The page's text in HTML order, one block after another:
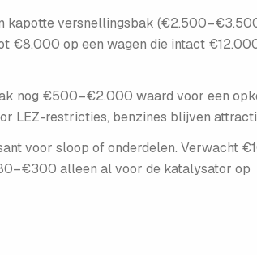
kapotte versnellingsbak
€8.000 op een wagen die intact
nog €500–€2.000 waard voor een
LEZ-restricties, benzines blijven
voor sloop of onderdelen. Verwacht
alleen al voor de katalysator op